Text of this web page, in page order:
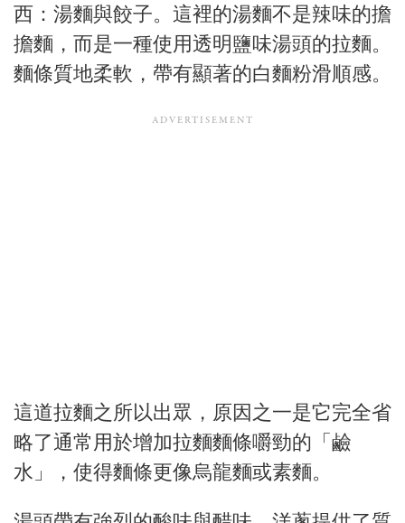
西：湯麵與餃子。這裡的湯麵不是辣味的擔
擔麵，而是一種使用透明鹽味湯頭的拉麵。
麵條質地柔軟，帶有顯著的白麵粉滑順感。
這道拉麵之所以出眾，原因之一是它完全省
略了通常用於增加拉麵麵條嚼勁的「鹼
水」，使得麵條更像烏龍麵或素麵。